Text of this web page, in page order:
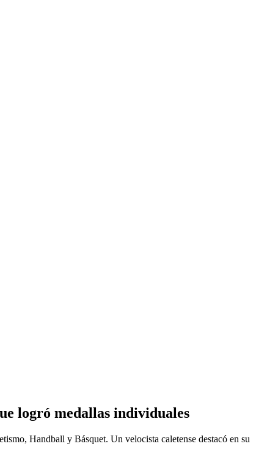
logró medallas individuales
Handball y Básquet. Un velocista caletense destacó en su